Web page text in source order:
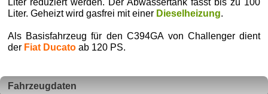
Liter reduziert werden. Der Abwassertank fasst bis zu 100
Liter. Geheizt wird gasfrei mit einer Dieselheizung.
Als Basisfahrzeug für den C394GA von Challenger dient
der Fiat Ducatoab 120 PS.
Fahrzeugdaten